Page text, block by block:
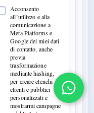
Acconsento
all’utilizzo e alla
comunicazione a
Meta Platforms e
Google dei miei dati
di contatto, anche
previa
trasformazione
mediante hashing,
per creare elenchi
clienti e pubblici
personalizzati e
mostrarmi campagne